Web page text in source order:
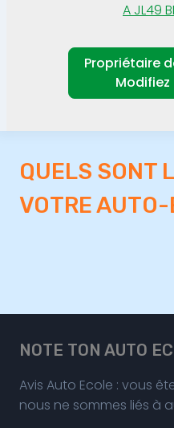
A JL49
Propriétaire
QUELS SONT
VOTRE AUTO-
NOTE TON AUTO
Avis Auto Ecole : vous
nous ne sommes liés à